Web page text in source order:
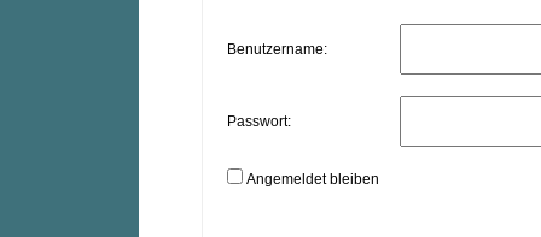
Benutzername:
Passwort:
Angemeldet bleiben